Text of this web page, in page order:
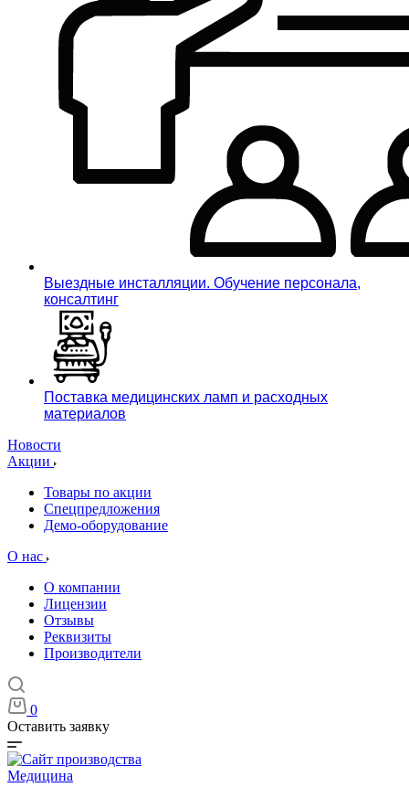
Выездные инсталляции. Обучение персонала,
консалтинг
Поставка медицинских ламп и расходных
материалов
Новости
Акции
Товары по акции
Спецпредложения
Демо-оборудование
О нас
О компании
Лицензии
Отзывы
Реквизиты
Производители
0
Оставить заявку
Медицина